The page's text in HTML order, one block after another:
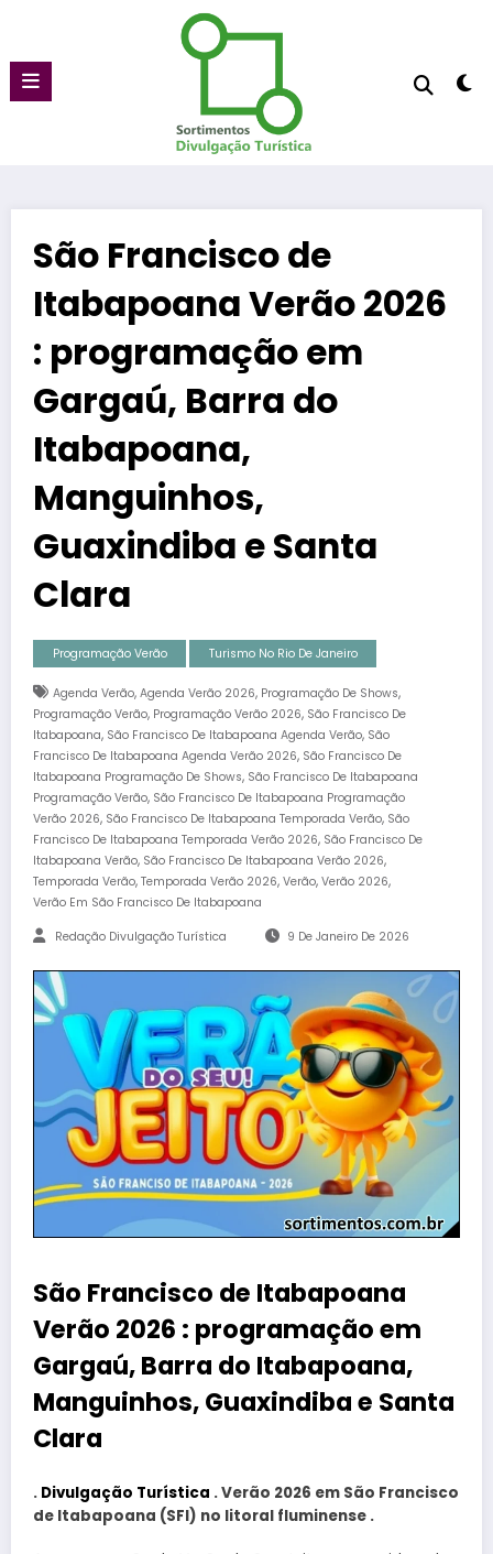
conteúdo
São Francisco de
Itabapoana Verão 2026
: programação em
Gargaú, Barra do
Itabapoana,
Manguinhos,
Guaxindiba e Santa
Clara
Programação Verão Turismo No Rio De Janeiro
Agenda Verão, Agenda Verão 2026, Programação De Shows,
Programação Verão, Programação Verão 2026, São Francisco De
Itabapoana, São Francisco De Itabapoana Agenda Verão, São
Francisco De Itabapoana Agenda Verão 2026, São Francisco De
Itabapoana Programação De Shows, São Francisco De Itabapoana
Programação Verão, São Francisco De Itabapoana Programação
Verão 2026, São Francisco De Itabapoana Temporada Verão, São
Francisco De Itabapoana Temporada Verão 2026, São Francisco De
Itabapoana Verão, São Francisco De Itabapoana Verão 2026,
Temporada Verão, Temporada Verão 2026, Verão, Verão 2026,
Verão Em São Francisco De Itabapoana
Redação Divulgação Turística 9 De Janeiro De 2026
São Francisco de Itabapoana
Verão 2026 : programação em
Gargaú, Barra do Itabapoana,
Manguinhos, Guaxindiba e Santa
Clara
. Divulgação Turística . Verão 2026 em São Francisco
de Itabapoana (SFI) no litoral fluminense .